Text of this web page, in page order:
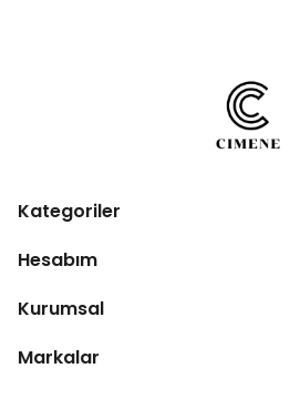
Kategoriler
Hesabım
Kurumsal
Markalar